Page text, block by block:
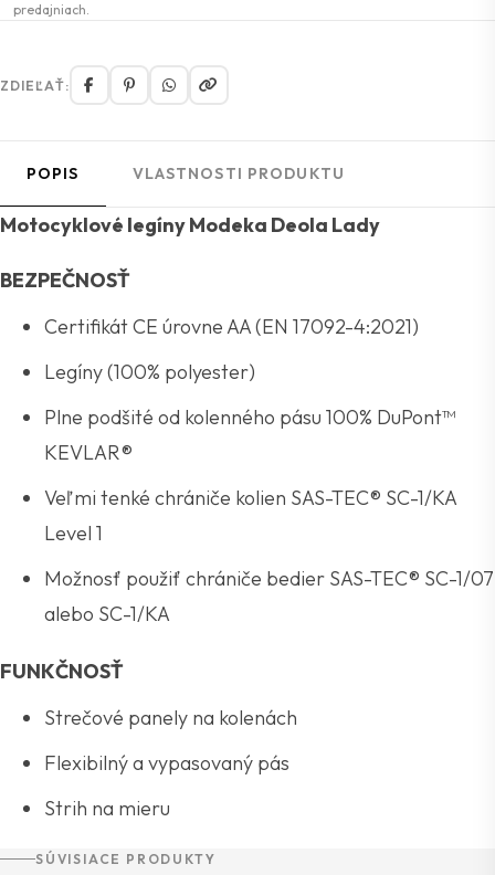
predajniach.
ZDIEĽAŤ:
POPIS VLASTNOSTI PRODUKTU
Motocyklové legíny Modeka Deola Lady
BEZPEČNOSŤ
Certifikát CE úrovne AA (EN 17092-4:2021)
Legíny (100% polyester)
Plne podšité od kolenného pásu 100% DuPont™
KEVLAR®
Veľmi tenké chrániče kolien SAS-TEC® SC-1/KA
Level 1
Možnosť použiť chrániče bedier SAS-TEC® SC-1/07
alebo SC-1/KA
FUNKČNOSŤ
Strečové panely na kolenách
Flexibilný a vypasovaný pás
Strih na mieru
SÚVISIACE PRODUKTY